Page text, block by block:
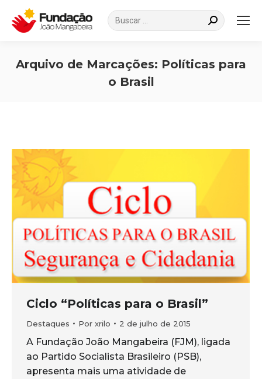
Search:
Arquivo de Marcações: Políticas para
o Brasil
Ciclo “Políticas para o Brasil”
Destaques Por xrilo 2 de julho de 2015
A Fundação João Mangabeira (FJM), ligada
ao Partido Socialista Brasileiro (PSB),
apresenta mais uma atividade de